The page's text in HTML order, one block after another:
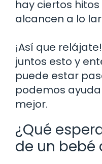
hay ciertos
alcancen a lo
¡Así que
juntos esto y
puede estar
podemos
mejor.
¿Qué
de un bebé